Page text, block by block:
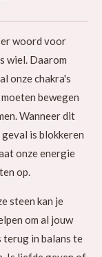
woord voor
wiel. Daarom
onze chakra's
bewegen
Wanneer dit
is blokkeren
onze energie
op.
steen kan je
om al jouw
terug in balans te